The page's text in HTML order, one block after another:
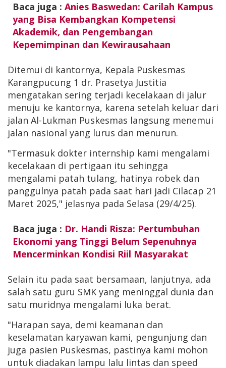
Baca juga : Anies Baswedan: Carilah Kampus
yang Bisa Kembangkan Kompetensi
Akademik, dan Pengembangan
Kepemimpinan dan Kewirausahaan
Ditemui di kantornya, Kepala Puskesmas
Karangpucung 1 dr. Prasetya Justitia
mengatakan sering terjadi kecelakaan di jalur
menuju ke kantornya, karena setelah keluar dari
jalan Al-Lukman Puskesmas langsung menemui
jalan nasional yang lurus dan menurun.
"Termasuk dokter internship kami mengalami
kecelakaan di pertigaan itu sehingga
mengalami patah tulang, hatinya robek dan
panggulnya patah pada saat hari jadi Cilacap 21
Maret 2025," jelasnya pada Selasa (29/4/25).
Baca juga : Dr. Handi Risza: Pertumbuhan
Ekonomi yang Tinggi Belum Sepenuhnya
Mencerminkan Kondisi Riil Masyarakat
Selain itu pada saat bersamaan, lanjutnya, ada
salah satu guru SMK yang meninggal dunia dan
satu muridnya mengalami luka berat.
"Harapan saya, demi keamanan dan
keselamatan karyawan kami, pengunjung dan
juga pasien Puskesmas, pastinya kami mohon
untuk diadakan lampu lalu lintas dan speed